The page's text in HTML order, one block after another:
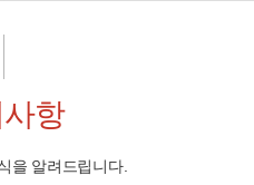
항
을 알려드립니다.